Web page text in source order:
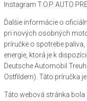
Instagram T.O.P. AUTO
Ďalšie informácie o
pri nových osobných
príručke o spotrebe
energie, ktorá je k
Deutsche Automobil
Ostfildern). Táto príručka
Táto webová stránka